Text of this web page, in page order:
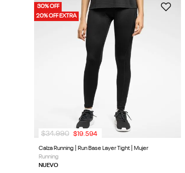
30% OFF
20% OFF EXTRA
Calza Running | Run Base Layer Tight | Mujer
Running
NUEVO
$34.990 $19.594